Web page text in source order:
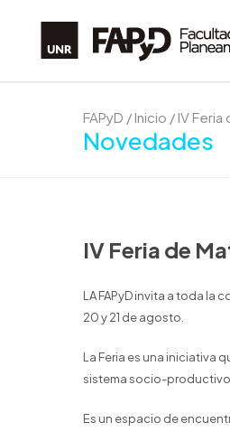
FAPyD / Inicio / IV
Novedades
IV Feria de
LA FAPyD invita a toda la
20 y 21 de agosto.
La Feria es una iniciativa
sistema socio-productivo
Es un espacio de